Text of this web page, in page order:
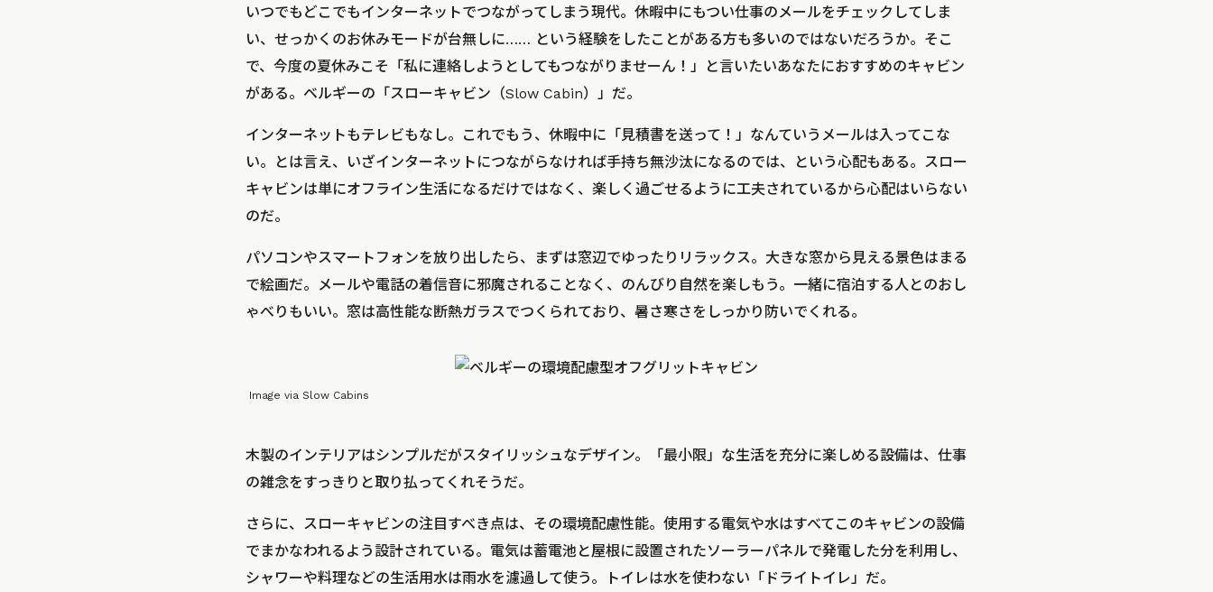
いつでもどこでもインターネットでつながってしまう現代。休暇中にもつい仕事のメールをチェックしてしま
い、せっかくのお休みモードが台無しに…… という経験をしたことがある方も多いのではないだろうか。そこ
で、今度の夏休みこそ「私に連絡しようとしてもつながりませーん！」と言いたいあなたにおすすめのキャビン
がある。ベルギーの「スローキャビン（Slow Cabin）」だ。
インターネットもテレビもなし。これでもう、休暇中に「見積書を送って！」なんていうメールは入ってこな
い。とは言え、いざインターネットにつながらなければ手持ち無沙汰になるのでは、という心配もある。スロー
キャビンは単にオフライン生活になるだけではなく、楽しく過ごせるように工夫されているから心配はいらない
のだ。
パソコンやスマートフォンを放り出したら、まずは窓辺でゆったりリラックス。大きな窓から見える景色はまる
で絵画だ。メールや電話の着信音に邪魔されることなく、のんびり自然を楽しもう。一緒に宿泊する人とのおし
ゃべりもいい。窓は高性能な断熱ガラスでつくられており、暑さ寒さをしっかり防いでくれる。
Image via Slow Cabins
木製のインテリアはシンプルだがスタイリッシュなデザイン。「最小限」な生活を充分に楽しめる設備は、仕事
の雑念をすっきりと取り払ってくれそうだ。
さらに、スローキャビンの注目すべき点は、その環境配慮性能。使用する電気や水はすべてこのキャビンの設備
でまかなわれるよう設計されている。電気は蓄電池と屋根に設置されたソーラーパネルで発電した分を利用し、
シャワーや料理などの生活用水は雨水を濾過して使う。トイレは水を使わない「ドライトイレ」だ。